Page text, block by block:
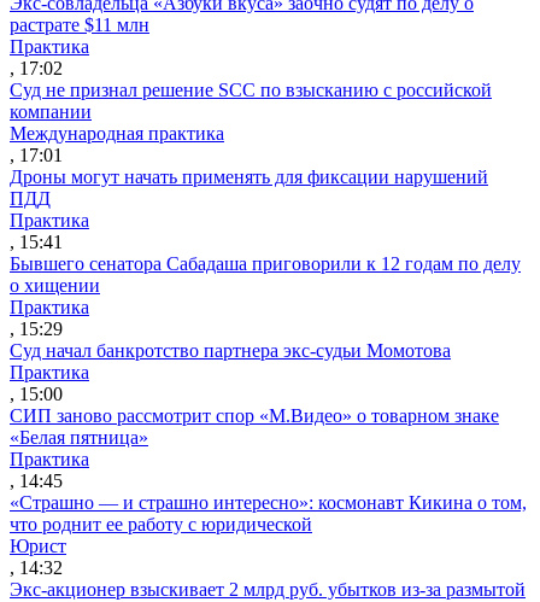
растрате $11 млн
Практика
, 17:02
Суд не признал решение SCC по взысканию с российской
компании
Международная практика
, 17:01
Дроны могут начать применять для фиксации нарушений
ПДД
Практика
, 15:41
Бывшего сенатора Сабадаша приговорили к 12 годам по делу
о хищении
Практика
, 15:29
Суд начал банкротство партнера экс-судьи Момотова
Практика
, 15:00
СИП заново рассмотрит спор «М.Видео» о товарном знаке
«Белая пятница»
Практика
, 14:45
«Страшно — и страшно интересно»: космонавт Кикина о том,
что роднит ее работу с юридической
Юрист
, 14:32
Экс-акционер взыскивает 2 млрд руб. убытков из-за размытой